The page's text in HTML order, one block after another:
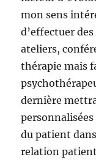
mon sens
d’effectuer
ateliers,
thérapie mais
dernière
du patient
relation